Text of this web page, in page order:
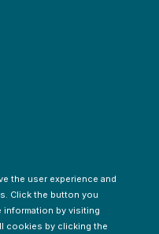
the user experience and
Click the button you
information by visiting
cookies by clicking the